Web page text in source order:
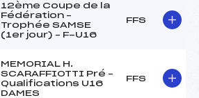
12ème Coupe de la
Fédération –
Trophée SAMSE
(1er jour) – F-U16
FFS
MEMORIAL H.
SCARAFFIOTTI Pré –
Qualifications U16
DAMES
FFS